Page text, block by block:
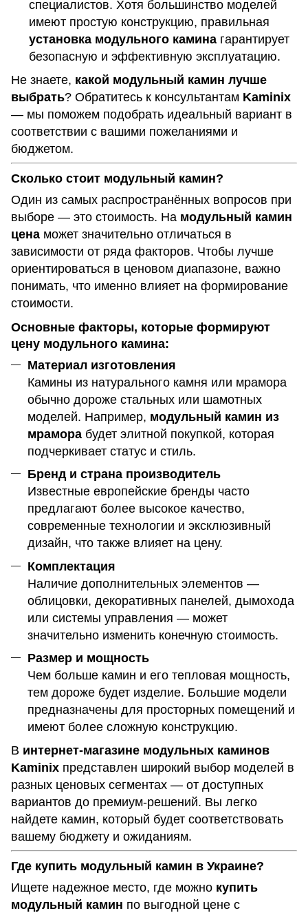
специалистов. Хотя большинство моделей
имеют простую конструкцию, правильная
установка модульного камина гарантирует
безопасную и эффективную эксплуатацию.
Не знаете, какой модульный камин лучше
выбрать? Обратитесь к консультантам Kaminix
— мы поможем подобрать идеальный вариант в
соответствии с вашими пожеланиями и
бюджетом.
Сколько стоит модульный камин?
Один из самых распространённых вопросов при
выборе — это стоимость. На модульный камин
цена может значительно отличаться в
зависимости от ряда факторов. Чтобы лучше
ориентироваться в ценовом диапазоне, важно
понимать, что именно влияет на формирование
стоимости.
Основные факторы, которые формируют
цену модульного камина:
Материал изготовления
Камины из натурального камня или мрамора
обычно дороже стальных или шамотных
моделей. Например, модульный камин из
мрамора будет элитной покупкой, которая
подчеркивает статус и стиль.
Бренд и страна производитель
Известные европейские бренды часто
предлагают более высокое качество,
современные технологии и эксклюзивный
дизайн, что также влияет на цену.
Комплектация
Наличие дополнительных элементов —
облицовки, декоративных панелей, дымохода
или системы управления — может
значительно изменить конечную стоимость.
Размер и мощность
Чем больше камин и его тепловая мощность,
тем дороже будет изделие. Большие модели
предназначены для просторных помещений и
имеют более сложную конструкцию.
В интернет-магазине модульных каминов
Kaminix представлен широкий выбор моделей в
разных ценовых сегментах — от доступных
вариантов до премиум-решений. Вы легко
найдете камин, который будет соответствовать
вашему бюджету и ожиданиям.
Где купить модульный камин в Украине?
Ищете надежное место, где можно купить
модульный камин по выгодной цене с